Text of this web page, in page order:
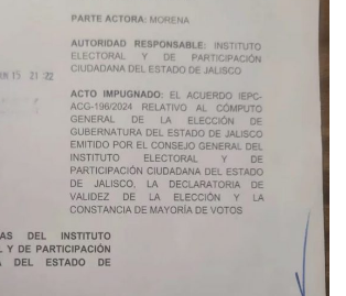
Maleza Crece En Camellones De La Principal Avenida
Lluvias E Inundaciones No Detienen El Transporte Público
Bruno Blancas Reúne A Especialistas Para Analizar La
Entregan Aparato Auditivo A Don Juan Ramírez En Puerto
Juan Carlos Castro Realiza Asamblea Informativa En La
Huracán En Formación Podría Generar Oleaje Elevado En
Viajar A Puerto Vallarta Este Verano Puede Costar Hasta
Buscan Reducir Riesgos Por Cocodrilos En Playas De
Plantean “Ley Don Juanito” Al Diputado Federal Bruno
Vecinos De La Playita Reciben A Juan Carlos Castro
Asesinan En Oaxaca Al Periodista Francisco Alejandro
Detienen A Cuatro Hombres Armados En Bucerías;